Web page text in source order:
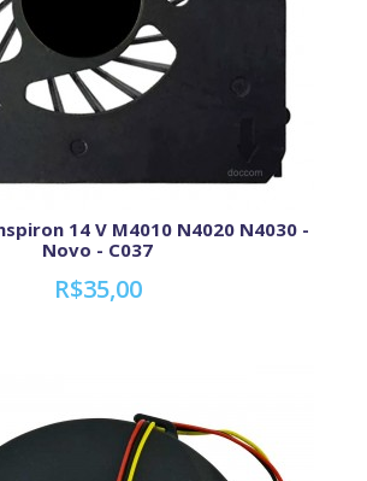
14 V M4010 N4020 N4030 -
Novo - C037
R$35,00